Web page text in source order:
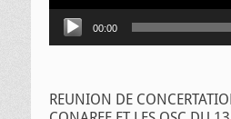
00:00
REUNION DE